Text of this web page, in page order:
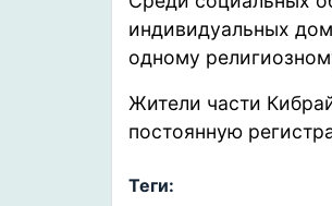
индивидуальных
одному
Жители части
постоянную
Теги: